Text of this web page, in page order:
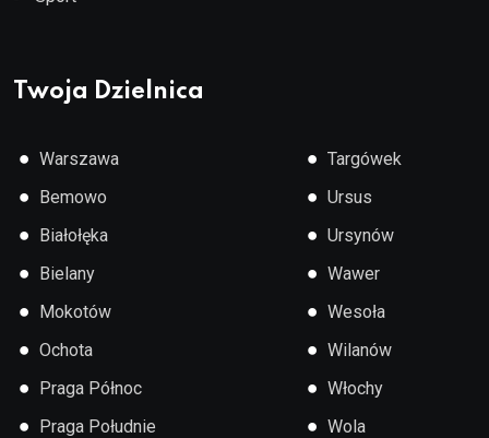
Twoja Dzielnica
● Warszawa
● Bemowo
● Białołęka
● Bielany
● Mokotów
● Ochota
● Praga Północ
● Praga Południe
● Targówek
● Ursus
● Ursynów
● Wawer
● Wesoła
● Wilanów
● Włochy
● Wola